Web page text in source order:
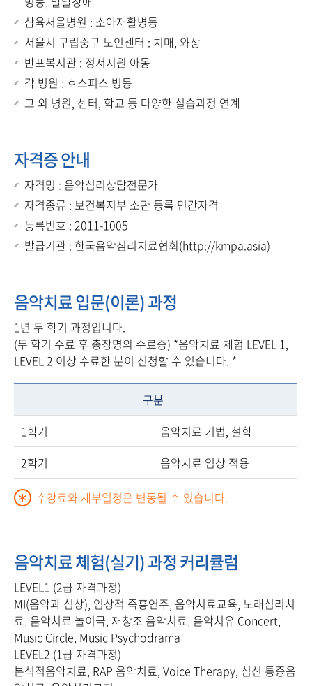
삼육서울병원 : 소아재활병동
서울시 구립중구 노인센터 : 치매, 와상
반포복지관 : 정서지원 아동
각 병원 : 호스피스 병동
그 외 병원, 센터, 학교 등 다양한 실습과정 연계
자격증 안내
자격명 : 음악심리상담전문가
자격종류 : 보건복지부 소관 등록 민간자격
등록번호 : 2011-1005
발급기관 : 한국음악심리치료협회(http://kmpa.asia)
음악치료 입문(이론) 과정
1년 두 학기 과정입니다.
(두 학기 수료 후 총장명의 수료증) *음악치료 체험 LEVEL 1,
LEVEL 2 이상 수료한 분이 신청할 수 있습니다. *
구분
1학기
음악치료 기법, 철학
2학기
음악치료 임상 적용
수강료와 세부일정은 변동될 수 있습니다.
음악치료 체험(실기) 과정 커리큘럼
LEVEL1 (2급 자격과정)
MI(음악과 심상), 임상적 즉흥연주, 음악치료교육, 노래심리치
료, 음악치료 놀이극, 재창조 음악치료, 음악치유 Concert,
Music Circle, Music Psychodrama
LEVEL2 (1급 자격과정)
분석적음악치료, RAP 음악치료, Voice Therapy, 심신 통증음